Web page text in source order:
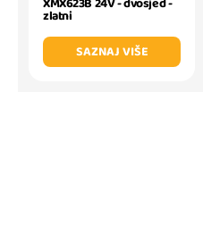
zlatni
SAZNAJ VIŠE